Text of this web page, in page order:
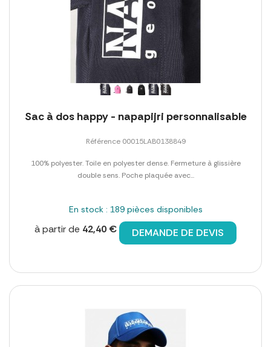
Sac à dos happy - napapijri personnalisable
Référence 00015LAB0138849
100% polyester. Toile en polyester dense. Fermeture à glissière
double sens. Poche plaquée avec...
En stock : 189 pièces disponibles
à partir de 42,40 € DEMANDE DE DEVIS